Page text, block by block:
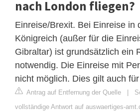
nach London fliegen?
Einreise/Brexit. Bei Einreise in
Königreich (außer für die
Gibraltar) ist grundsätzlich ein
notwendig. Die Einreise mit
nicht möglich. Dies gilt auch
Antrag auf Entfernung der Quelle |
vollständige Antwort auf auswaertiges-